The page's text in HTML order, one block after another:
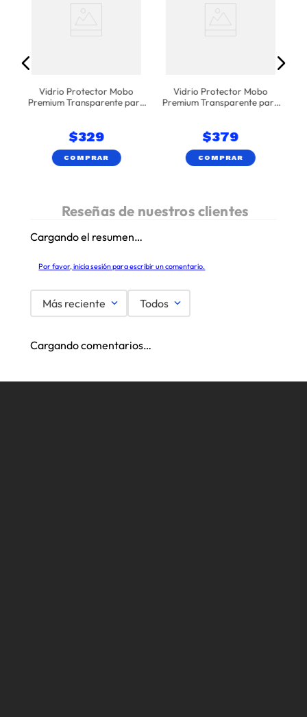
Vidrio Protector Mobo
Premium Transparente para
$329
COMPRAR
Vidrio Protector Mobo
Premium Transparente para
$379
COMPRAR
Cargando el resumen…
Por favor, inicia sesión para escribir un comentario.
Más reciente Todos
Cargando comentarios…